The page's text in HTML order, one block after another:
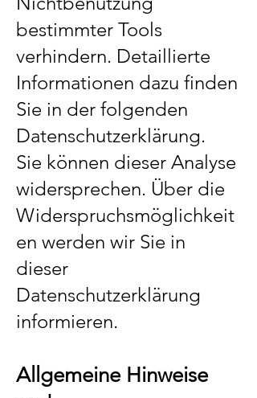
bestimmter Tools
verhindern. Detaillierte
Informationen dazu finden
Sie in der folgenden
Datenschutzerklärung.
Sie können dieser Analyse
widersprechen. Über die
Widerspruchsmöglichkeit
en werden wir Sie in
dieser
Datenschutzerklärung
informieren.
Allgemeine Hinweise